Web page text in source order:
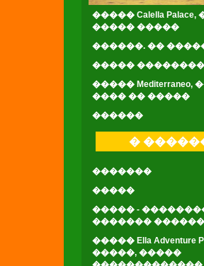
����� Calella
����� �����
������. ��
�����
�����
���� �� �����
������
�
�������
�����
����� -
�������
����� Ella Adventure
�����, �����